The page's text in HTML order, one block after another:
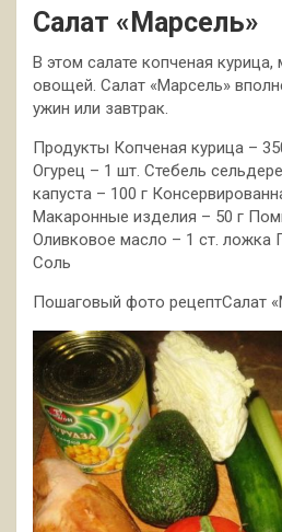
Салат «Марсель»
В этом салате копченая
овощей. Салат «Марсель»
ужин или завтрак.
Продукты Копченая курица –
Огурец – 1 шт. Стебель
капуста – 100 г
Макаронные изделия – 50 г
Оливковое масло – 1 ст. ложка
Соль
Пошаговый фото рецептСалат